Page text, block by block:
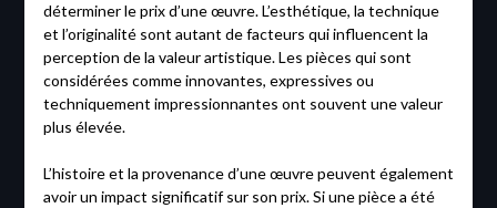
déterminer le prix d’une œuvre. L’esthétique, la technique
et l’originalité sont autant de facteurs qui influencent la
perception de la valeur artistique. Les pièces qui sont
considérées comme innovantes, expressives ou
techniquement impressionnantes ont souvent une valeur
plus élevée.
L’histoire et la provenance d’une œuvre peuvent également
avoir un impact significatif sur son prix. Si une pièce a été